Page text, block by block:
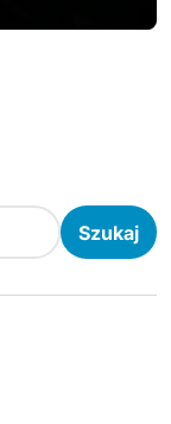
Szukaj